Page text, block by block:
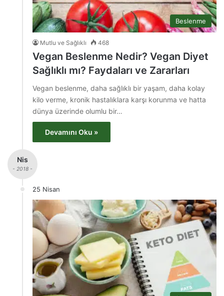
Beslenme
Mutlu ve Sağlıklı 468
Vegan Beslenme Nedir? Vegan Diyet
Sağlıklı mı? Faydaları ve Zararları
Vegan beslenme, daha sağlıklı bir yaşam, daha kolay
kilo verme, kronik hastalıklara karşı korunma ve hatta
dünya üzerinde olumlu bir…
Devamını Oku »
Nis
- 2018 -
25 Nisan